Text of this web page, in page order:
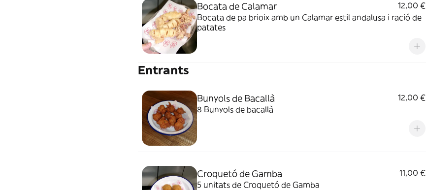
Bocata de Calamar
12,00 €
Bocata de pa brioix amb un Calamar estil andalusa i ració de
patates
Entrants
Bunyols de Bacallà
12,00 €
8 Bunyols de bacallà
Croquetó de Gamba
11,00 €
5 unitats de Croquetó de Gamba